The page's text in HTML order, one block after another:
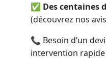
✅ Des centaines
(découvrez nos
📞 Besoin d’un
intervention rapide